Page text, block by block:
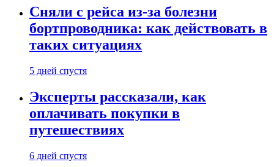
Сняли с рейса из-за болезни
бортпроводника: как действовать в
таких ситуациях
5 дней спустя
Эксперты рассказали, как
оплачивать покупки в
путешествиях
6 дней спустя